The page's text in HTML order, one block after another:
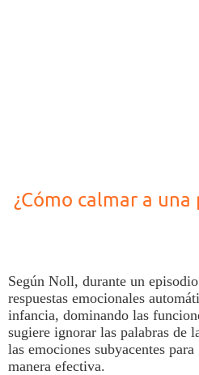
¿Cómo calmar a una
Según Noll, durante un
respuestas emocionales
infancia, dominando las
sugiereignorar las palabras de
las emociones subyacentespara
manera efectiva.